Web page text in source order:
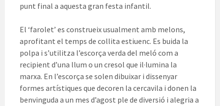
punt final a aquesta gran festa infantil.
El ‘farolet’ es construeix usualment amb melons,
aprofitant el temps de collita estiuenc. Es buida la
polpa i s’utilitza l’escorça verda del meló com a
recipient d’una llum o un cresol que il·lumina la
marxa. En l’escorça se solen dibuixar i dissenyar
formes artístiques que decoren la cercavila i donen la
benvinguda a un mes d’agost ple de diversió i alegria a